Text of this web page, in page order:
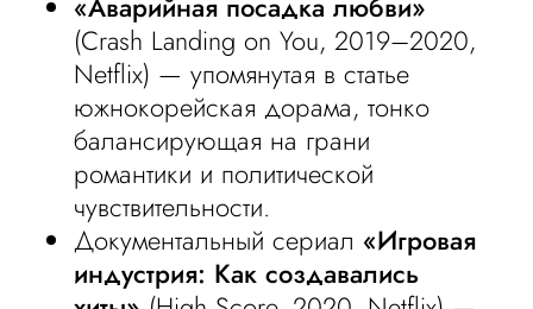
(Crash Landing on You, 2019–2020,
Netflix) — упомянутая в статье
южнокорейская дорама, тонко
балансирующая на грани
романтики и политической
чувствительности.
Документальный сериал «Игровая
индустрия: Как создавались